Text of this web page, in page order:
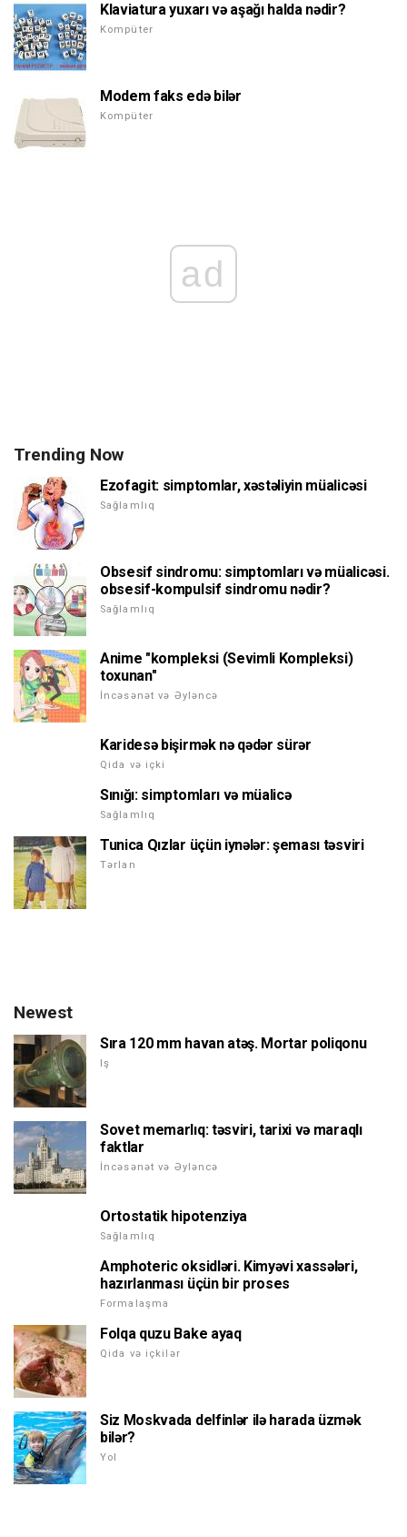
Klaviatura yuxarı və aşağı halda nədir?
Kompüter
Modem faks edə bilər
Kompüter
ad
Trending Now
Ezofagit: simptomlar, xəstəliyin müalicəsi
Sağlamlıq
Obsesif sindromu: simptomları və müalicəsi.
obsesif-kompulsif sindromu nədir?
Sağlamlıq
Anime "kompleksi (Sevimli Kompleksi)
toxunan"
İncəsənət və Əyləncə
Karidesə bişirmək nə qədər sürər
Qida və içki
Sınığı: simptomları və müalicə
Sağlamlıq
Tunica Qızlar üçün iynələr: şeması təsviri
Tərlan
Newest
Sıra 120 mm havan atəş. Mortar poliqonu
Iş
Sovet memarlıq: təsviri, tarixi və maraqlı
faktlar
İncəsənət və Əyləncə
Ortostatik hipotenziya
Sağlamlıq
Amphoteric oksidləri. Kimyəvi xassələri,
hazırlanması üçün bir proses
Formalaşma
Folqa quzu Bake ayaq
Qida və içkilər
Siz Moskvada delfinlər ilə harada üzmək
bilər?
Yol